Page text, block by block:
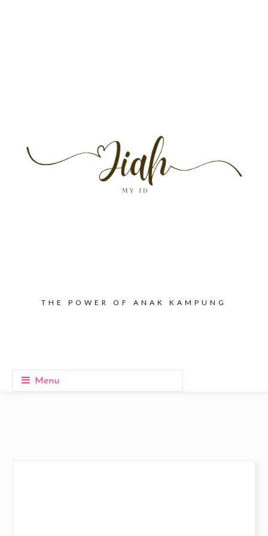
THE POWER OF ANAK KAMPUNG
Menu